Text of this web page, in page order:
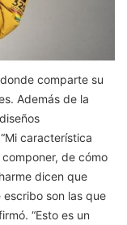
comparte su
Además de la
característica
de cómo
dicen que
son las que
“Esto es un